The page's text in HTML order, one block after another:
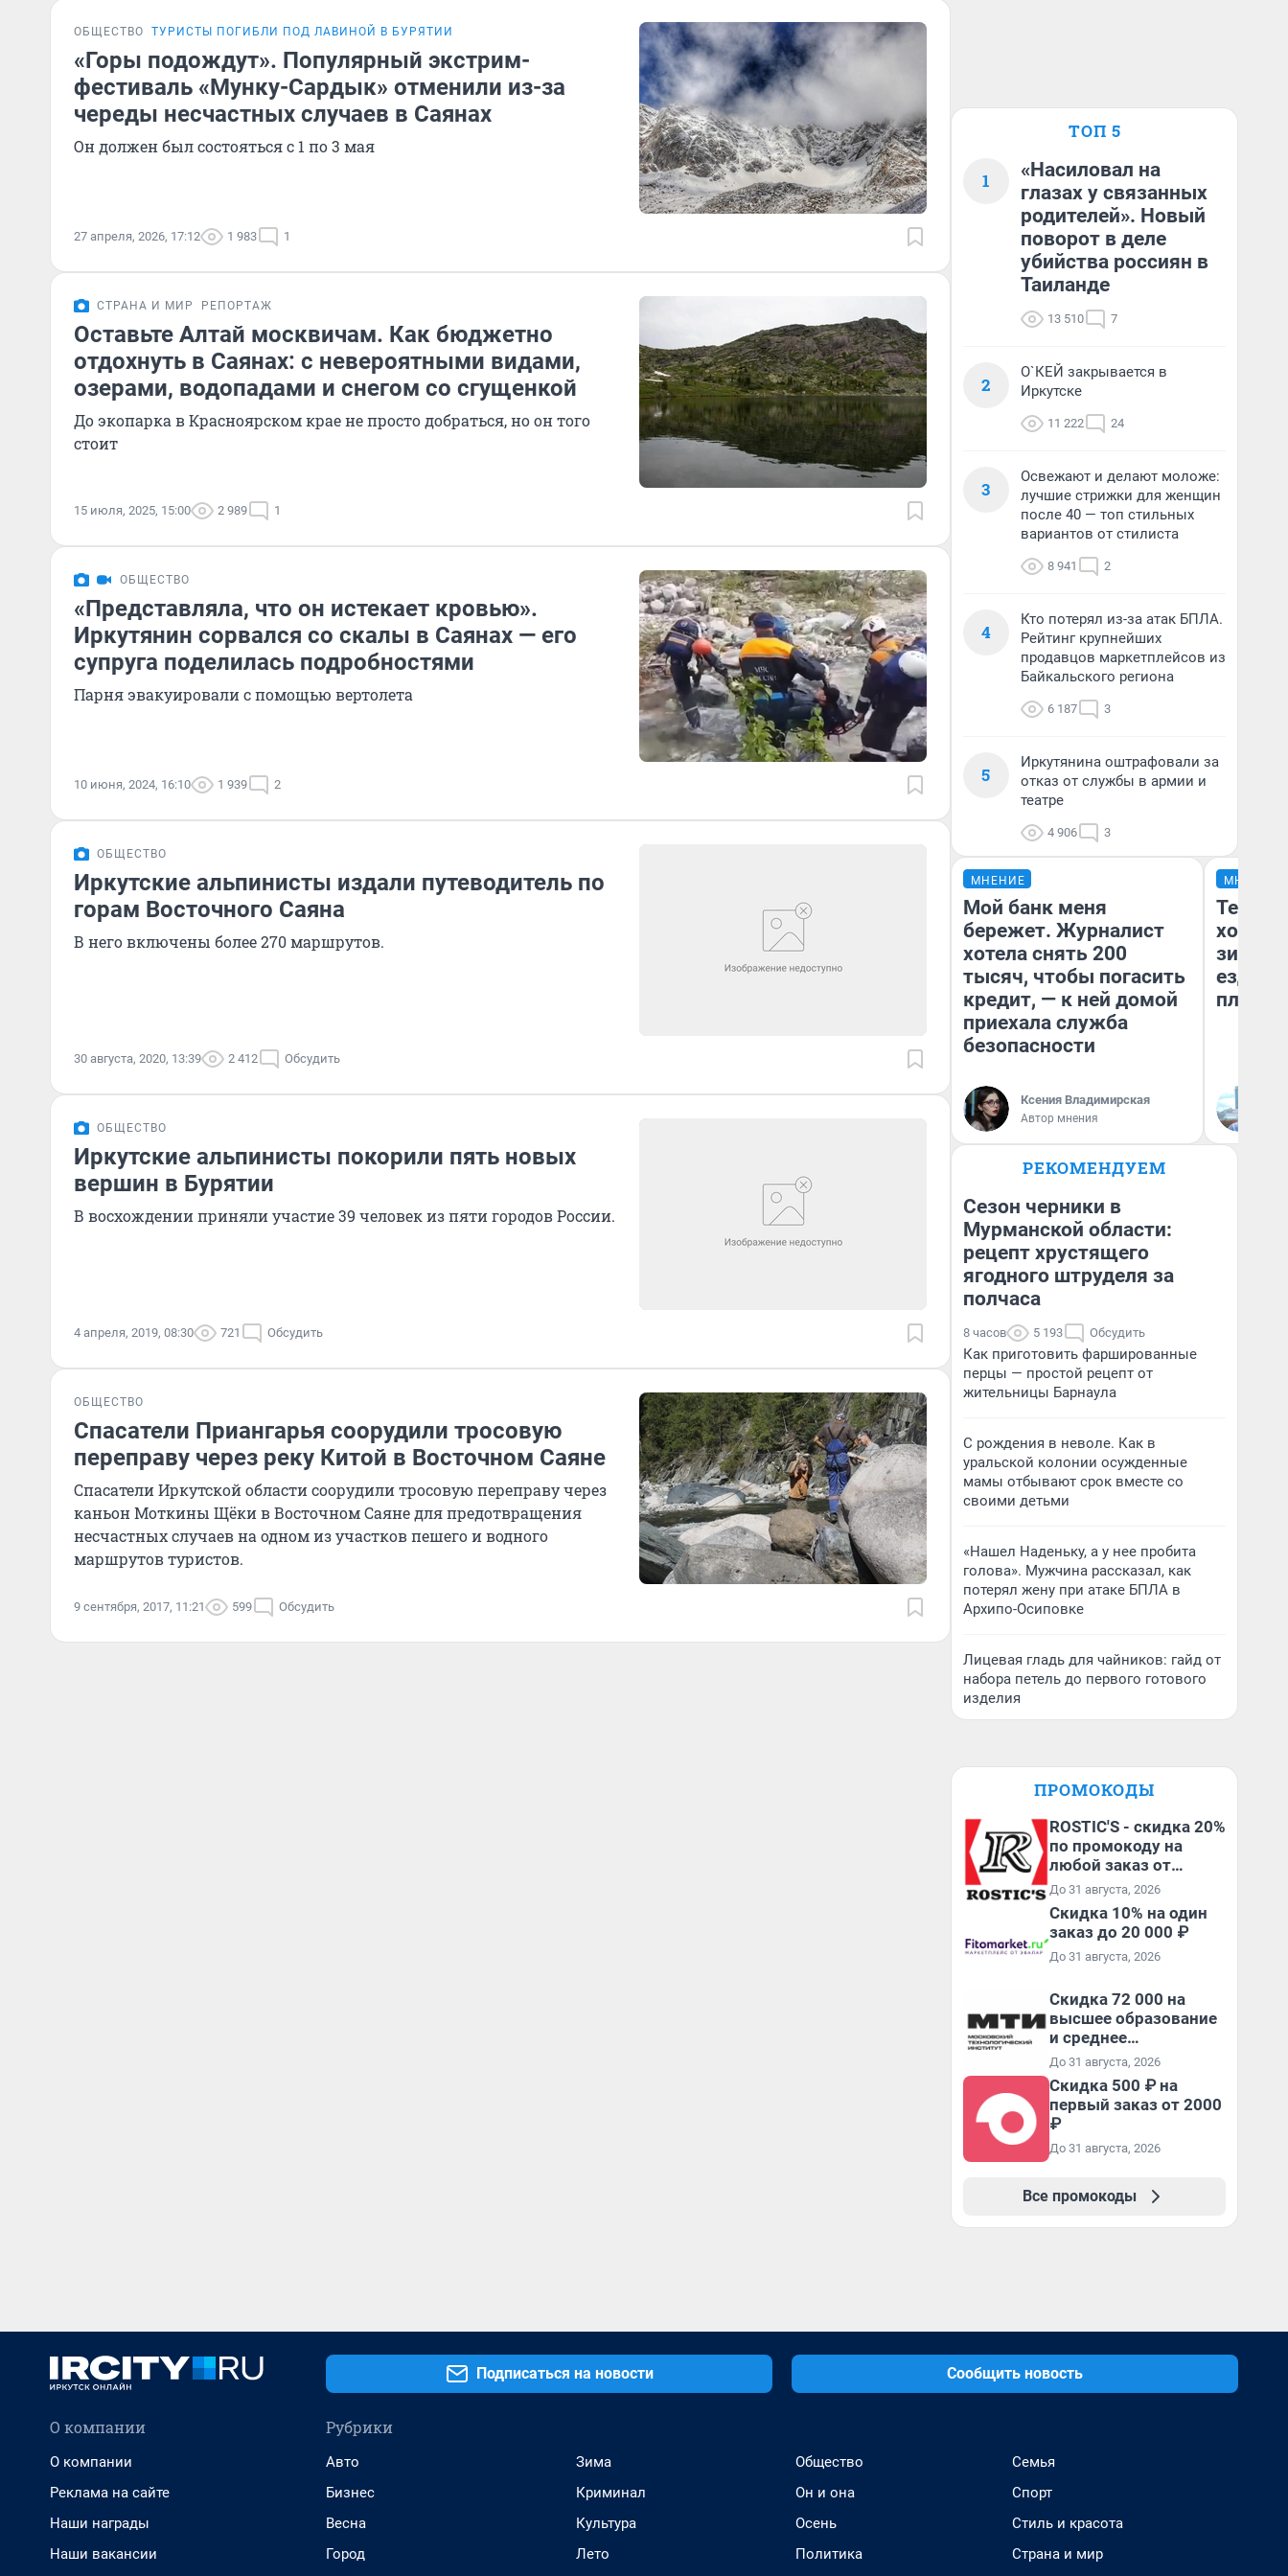
ОБЩЕСТВО ТУРИСТЫ ПОГИБЛИ ПОД ЛАВИНОЙ В БУРЯТИИ
«Горы подождут». Популярный экстрим-
фестиваль «Мунку-Сардык» отменили из-за
череды несчастных случаев в Саянах
Он должен был состояться с 1 по 3 мая
27 апреля, 2026, 17:12 1 983 1
СТРАНА И МИР РЕПОРТАЖ
Оставьте Алтай москвичам. Как бюджетно
отдохнуть в Саянах: с невероятными видами,
озерами, водопадами и снегом со сгущенкой
До экопарка в Красноярском крае не просто добраться, но он того
стоит
15 июля, 2025, 15:00 2 989 1
ОБЩЕСТВО
«Представляла, что он истекает кровью».
Иркутянин сорвался со скалы в Саянах — его
супруга поделилась подробностями
Парня эвакуировали с помощью вертолета
10 июня, 2024, 16:10 1 939 2
ОБЩЕСТВО
Иркутские альпинисты издали путеводитель по
горам Восточного Саяна
В него включены более 270 маршрутов.
30 августа, 2020, 13:39 2 412 Обсудить
ОБЩЕСТВО
Иркутские альпинисты покорили пять новых
вершин в Бурятии
В восхождении приняли участие 39 человек из пяти городов России.
4 апреля, 2019, 08:30 721 Обсудить
ОБЩЕСТВО
Спасатели Приангарья соорудили тросовую
переправу через реку Китой в Восточном Саяне
Спасатели Иркутской области соорудили тросовую переправу через
каньон Моткины Щёки в Восточном Саяне для предотвращения
несчастных случаев на одном из участков пешего и водного
маршрутов туристов.
9 сентября, 2017, 11:21 599 Обсудить
ТОП 5
1
«Насиловал на
глазах у связанных
родителей». Новый
поворот в деле
убийства россиян в
Таиланде
13 510 7
2
О`КЕЙ закрывается в
Иркутске
11 222 24
3
Освежают и делают моложе:
лучшие стрижки для женщин
после 40 — топ стильных
вариантов от стилиста
8 941 2
4
Кто потерял из-за атак БПЛА.
Рейтинг крупнейших
продавцов маркетплейсов из
Байкальского региона
6 187 3
5
Иркутянина оштрафовали за
отказ от службы в армии и
театре
4 906 3
МНЕНИЕ
Мой банк меня
бережет. Журналист
хотела снять 200
тысяч, чтобы погасить
кредит, — к ней домой
приехала служба
безопасности
Ксения Владимирская
Автор мнения
МНЕНИЕ
Тепло
зимой.
ездит
плюсы
РЕКОМЕНДУЕМ
Сезон черники в
Мурманской области:
рецепт хрустящего
ягодного штруделя за
полчаса
8 часов 5 193 Обсудить
Как приготовить фаршированные
перцы — простой рецепт от
жительницы Барнаула
С рождения в неволе. Как в
уральской колонии осужденные
мамы отбывают срок вместе со
своими детьми
«Нашел Наденьку, а у нее пробита
голова». Мужчина рассказал, как
потерял жену при атаке БПЛА в
Архипо-Осиповке
Лицевая гладь для чайников: гайд от
набора петель до первого готового
изделия
ПРОМОКОДЫ
ROSTIC'S - скидка 20%
по промокоду на
любой заказ от
3199₽!
До 31 августа, 2026
Скидка 10% на один
заказ до 20 000 ₽
До 31 августа, 2026
Скидка 72 000 на
высшее образование
и среднее
специальное
образование в
первый год обучения
До 31 августа, 2026
Скидка 500 ₽ на
первый заказ от 2000
₽
До 31 августа, 2026
Все промокоды
Подписаться на новости Сообщить новость
О компании
О компании
Реклама на сайте
Наши награды
Наши вакансии
Рубрики
Авто
Бизнес
Весна
Город
Зима
Криминал
Культура
Лето
Общество
Он и она
Осень
Политика
Семья
Спорт
Стиль и красота
Страна и мир